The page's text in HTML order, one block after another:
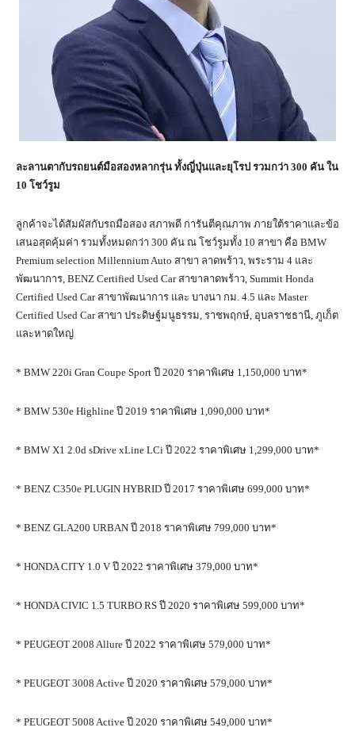
ละลานตากับรถยนต์มือสองหลากรุ่น ทั้งญี่ปุ่นและยุโรป รวมกว่า 300 คัน ใน
10 โชว์รูม
ลูกค้าจะได้สัมผัสกับรถมือสอง สภาพดี การันตีคุณภาพ ภายใต้ราคาและข้อ
เสนอสุดคุ้มค่า รวมทั้งหมดกว่า 300 คัน ณ โชว์รูมทั้ง 10 สาขา คือ BMW
Premium selection Millennium Auto สาขา ลาดพร้าว, พระราม 4 และ
พัฒนาการ, BENZ Certified Used Car สาขาลาดพร้าว, Summit Honda
Certified Used Car สาขาพัฒนาการ และ บางนา กม. 4.5 และ Master
Certified Used Car สาขา ประดิษฐ์มนูธรรม, ราชพฤกษ์, อุบลราชธานี, ภูเก็ต
และหาดใหญ่
* BMW 220i Gran Coupe Sport ปี 2020 ราคาพิเศษ 1,150,000 บาท*
* BMW 530e Highline ปี 2019 ราคาพิเศษ 1,090,000 บาท*
* BMW X1 2.0d sDrive xLine LCi ปี 2022 ราคาพิเศษ 1,299,000 บาท*
* BENZ C350e PLUGIN HYBRID ปี 2017 ราคาพิเศษ 699,000 บาท*
* BENZ GLA200 URBAN ปี 2018 ราคาพิเศษ 799,000 บาท*
* HONDA CITY 1.0 V ปี 2022 ราคาพิเศษ 379,000 บาท*
* HONDA CIVIC 1.5 TURBO RS ปี 2020 ราคาพิเศษ 599,000 บาท*
* PEUGEOT 2008 Allure ปี 2022 ราคาพิเศษ 579,000 บาท*
* PEUGEOT 3008 Active ปี 2020 ราคาพิเศษ 579,000 บาท*
* PEUGEOT 5008 Active ปี 2020 ราคาพิเศษ 549,000 บาท*